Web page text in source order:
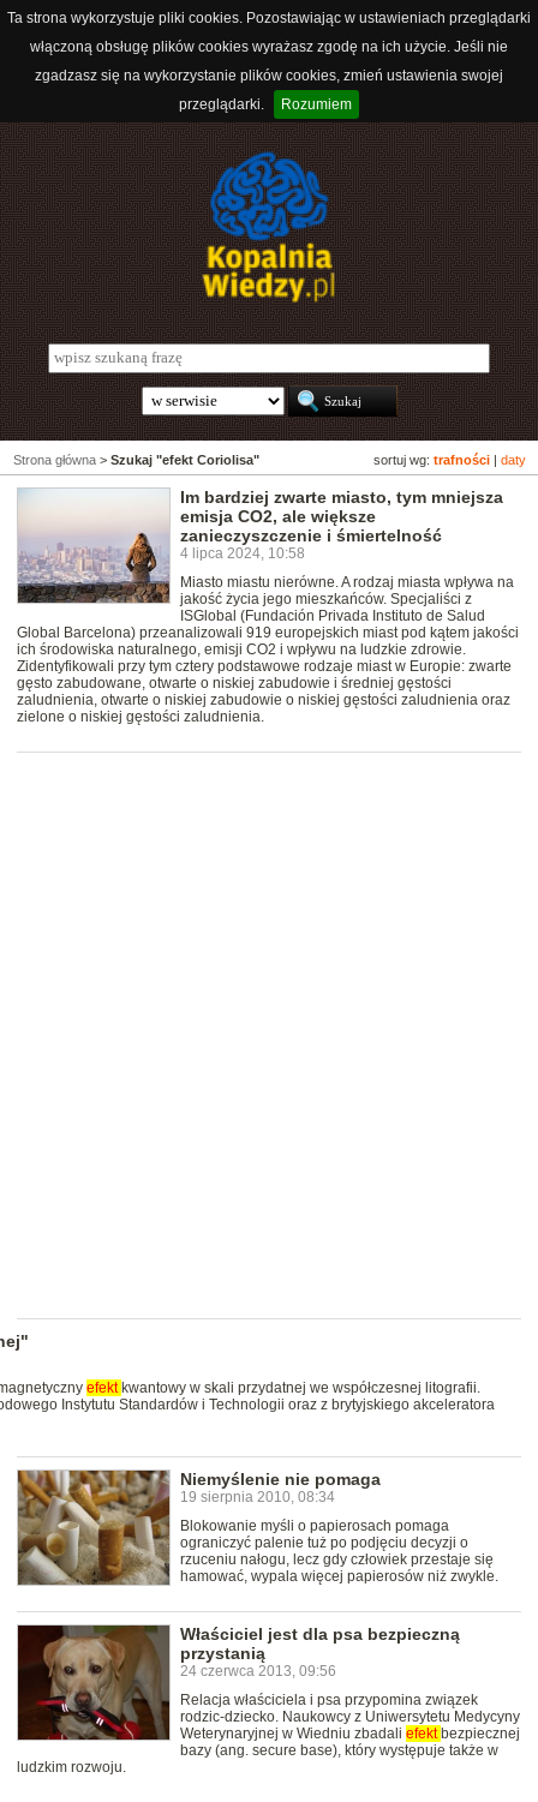
Ta strona wykorzystuje pliki cookies. Pozostawiając w ustawieniach przeglądarki
włączoną obsługę plików cookies wyrażasz zgodę na ich użycie. Jeśli nie
zgadzasz się na wykorzystanie plików cookies, zmień ustawienia swojej
przeglądarki.
Rozumiem
sortuj wg: trafności daty
Strona główna > Szukaj "efekt Coriolisa"
Im bardziej zwarte miasto, tym mniejsza
emisja CO2, ale większe
zanieczyszczenie i śmiertelność
4 lipca 2024, 10:58
Miasto miastu nierówne. A rodzaj miasta wpływa na
jakość życia jego mieszkańców. Specjaliści z
ISGlobal (Fundación Privada Instituto de Salud
Global Barcelona) przeanalizowali 919 europejskich miast pod kątem jakości
ich środowiska naturalnego, emisji CO2 i wpływu na ludzkie zdrowie.
Zidentyfikowali przy tym cztery podstawowe rodzaje miast w Europie: zwarte
gęsto zabudowane, otwarte o niskiej zabudowie i średniej gęstości
zaludnienia, otwarte o niskiej zabudowie o niskiej gęstości zaludnienia oraz
zielone o niskiej gęstości zaludnienia.
efekt kwantowy w skali przydatnej we współczesnej litografii.
Instytutu Standardów i Technologii oraz z brytyjskiego akceleratora
Niemyślenie nie pomaga
19 sierpnia 2010, 08:34
Blokowanie myśli o papierosach pomaga
ograniczyć palenie tuż po podjęciu decyzji o
rzuceniu nałogu, lecz gdy człowiek przestaje się
hamować, wypala więcej papierosów niż zwykle.
Właściciel jest dla psa bezpieczną
przystanią
24 czerwca 2013, 09:56
Relacja właściciela i psa przypomina związek
rodzic-dziecko. Naukowcy z Uniwersytetu Medycyny
Weterynaryjnej w Wiedniu zbadali efekt bezpiecznej
bazy (ang. secure base), który występuje także w
ludzkim rozwoju.